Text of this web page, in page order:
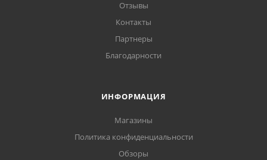
Отзывы
Контакты
Партнеры
Благодарности
ИНФОРМАЦИЯ
Магазины
Политика конфиденциальности
Обзоры